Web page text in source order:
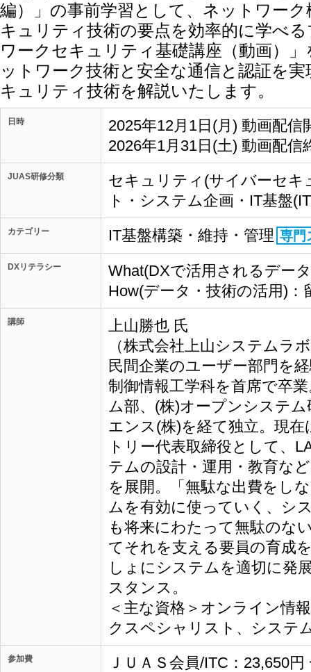
編）」の事前学習として、ネットワー
キュリティ技術の要点を効率的に学べ
ワークセキュリティ基礎講座（動画）
ットワーク技術と安全な通信と認証を
キュリティ技術を解説いたします。
日時
2025年12月1日(月) 動画配信
2026年1月31日(土) 動画配信
JUAS研修分類
セキュリティ(サイバーセキ
ト・システム企画・IT基盤
カテゴリー IT基盤構築・維持・管理 専門
DXリテラシー
What(DXで活用されるデ
How(データ・技術の活用)：
講師
上山勝也 氏
（株式会社上山システム
民間企業のユーザー部門を
制御情報工学科を首席で卒
ム部、(株)オープンシステ
エンス(株)を経て独立。現
トリー代表取締役として、
テムの設計・運用・教育な
を展開。「無駄な出費をし
ムを有効に使っていく、シ
も将来にわたって無駄のな
てそれを支える要員の育成
しょにシステムを適切に発
スタンス。
＜主な資格＞オンライン情
クスペシャリスト、システ
参加費
ＪＵＡＳ会員/ITC：23,650